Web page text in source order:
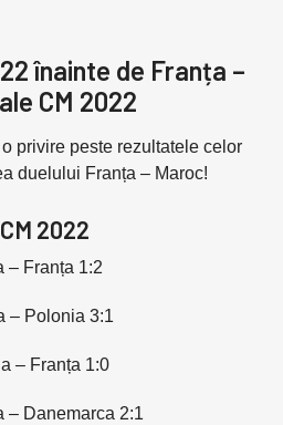
înainte de Franța –
CM 2022
privire peste rezultatele celor
duelului Franța – Maroc!
2022
– Franța 1:2
– Polonia 3:1
– Franța 1:0
– Danemarca 2:1